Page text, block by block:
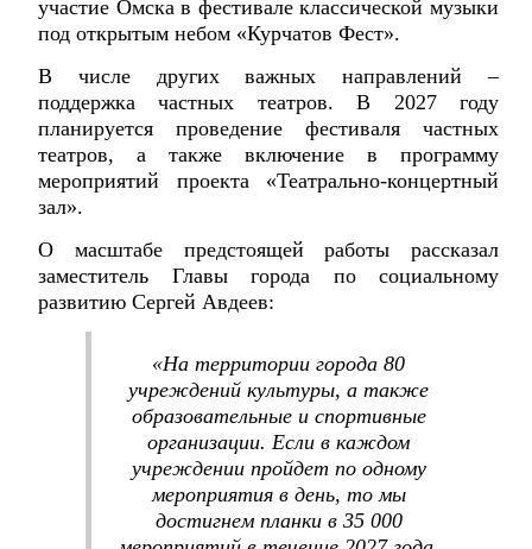
участие Омска в фестивале классической музыки
под открытым небом «Курчатов Фест».
В числе других важных направлений –
поддержка частных театров. В 2027 году
планируется проведение фестиваля частных
театров, а также включение в программу
мероприятий проекта «Театрально-концертный
зал».
О масштабе предстоящей работы рассказал
заместитель Главы города по социальному
развитию Сергей Авдеев:
«На территории города 80
учреждений культуры, а также
образовательные и спортивные
организации. Если в каждом
учреждении пройдет по одному
мероприятия в день, то мы
достигнем планки в 35 000